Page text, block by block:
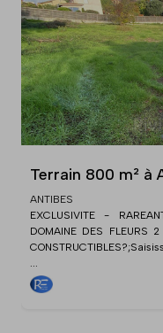
Terrain 800 m² à
ANTIBES
EXCLUSIVITE -
DOMAINE DES FLEURS
...